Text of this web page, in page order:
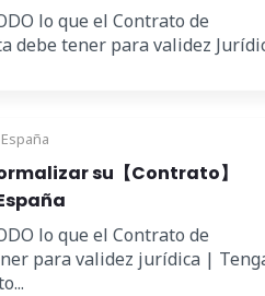
lo que el Contrato de
debe tener para validez
su【Contrato】
lo que el Contrato de
para validez jurídica |